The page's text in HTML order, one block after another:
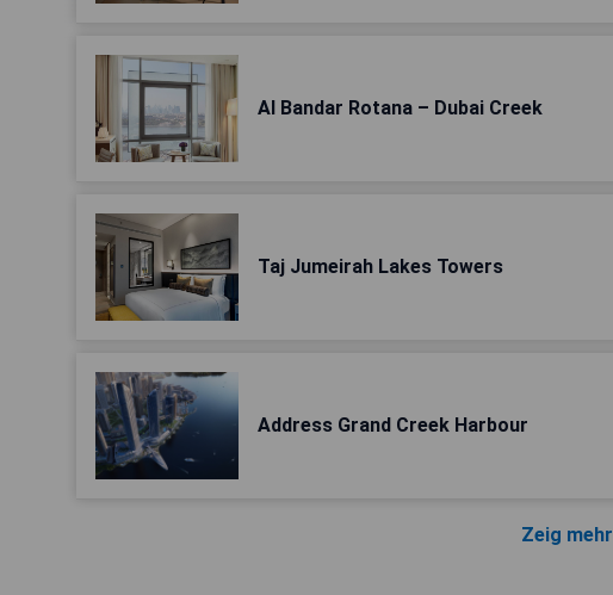
Al Bandar Rotana – Dubai Creek
Taj Jumeirah Lakes Towers
Address Grand Creek Harbour
Zeig mehr